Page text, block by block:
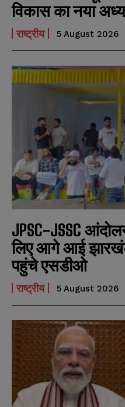
विकास का नया
राष्ट्रीय 5 August 2026
JPSC-JSSC
लिए आगे आई
पहुंचे एसडीओ
राष्ट्रीय 5 August 2026